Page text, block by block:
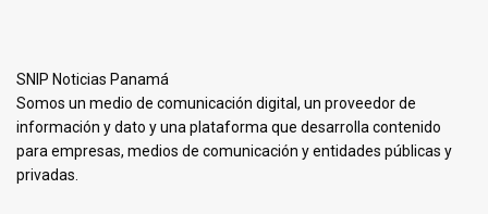
SNIP Noticias Panamá
Somos un medio de comunicación digital, un proveedor de
información y dato y una plataforma que desarrolla contenido
para empresas, medios de comunicación y entidades públicas y
privadas.